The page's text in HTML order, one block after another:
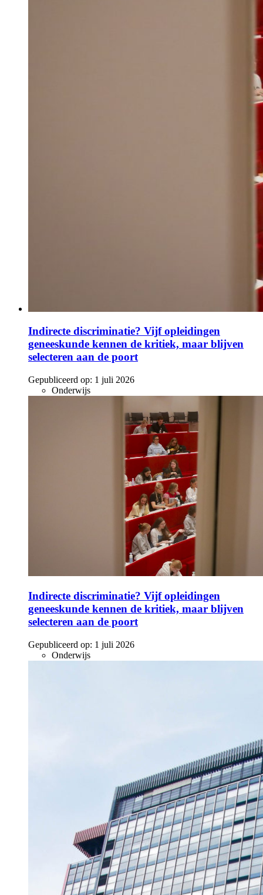
Indirecte discriminatie? Vijf opleidingen
geneeskunde kennen de kritiek, maar blijven
selecteren aan de poort
Gepubliceerd op: 1 juli 2026
Onderwijs
Indirecte discriminatie? Vijf opleidingen
geneeskunde kennen de kritiek, maar blijven
selecteren aan de poort
Gepubliceerd op: 1 juli 2026
Onderwijs